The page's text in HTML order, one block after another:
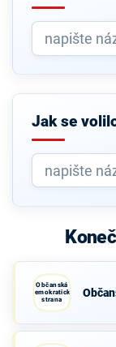
Jak se
Občanská
demokratická
strana